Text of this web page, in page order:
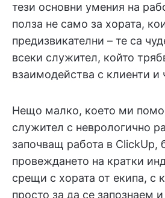
тези основни умения на
полза не само за хората,
предизвикателни – те са
всеки служител, който
взаимодейства с клиенти и
Нещо малко, което ми
служител с неврологично
започващ работа в ClickUp,
провеждането на кратки
срещи с хората от екипа, с
просто за да се запознаем